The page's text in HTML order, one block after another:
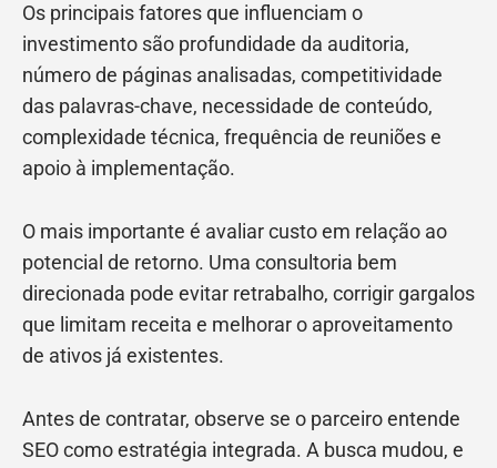
Os principais fatores que influenciam o
investimento são profundidade da auditoria,
número de páginas analisadas, competitividade
das palavras-chave, necessidade de conteúdo,
complexidade técnica, frequência de reuniões e
apoio à implementação.
O mais importante é avaliar custo em relação ao
potencial de retorno. Uma consultoria bem
direcionada pode evitar retrabalho, corrigir gargalos
que limitam receita e melhorar o aproveitamento
de ativos já existentes.
Antes de contratar, observe se o parceiro entende
SEO como estratégia integrada. A busca mudou, e